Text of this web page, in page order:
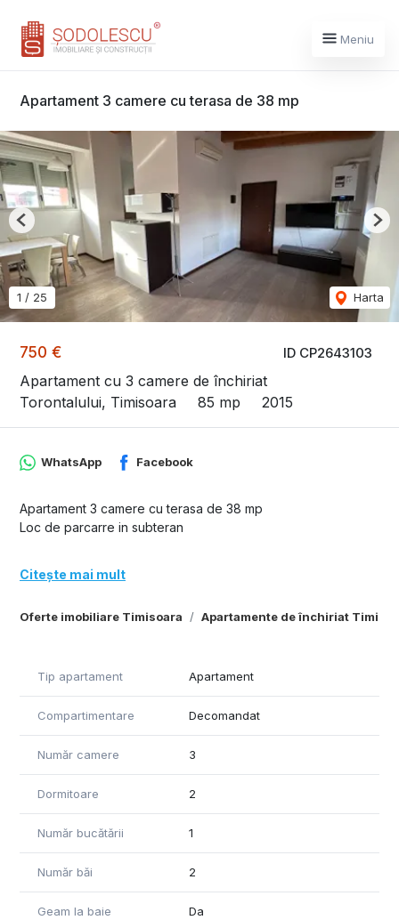
Meniu
Apartament 3 camere cu terasa de 38 mp
ID CP2643103
750 €
Apartament cu 3 camere de închiriat
Torontalului, Timisoara
85 mp 2015
1 / 25 Harta
Previous
Oferte imobiliare Timisoara Apartamente de închiriat
WhatsApp Facebook
Apartament 3 camere cu terasa de 38 mp
Loc de parcarre in subteran
Citește mai mult
Tip apartament Apartament
Compartimentare Decomandat
Număr camere 3
Dormitoare 2
Număr bucătării 1
Număr băi 2
Geam la baie Da